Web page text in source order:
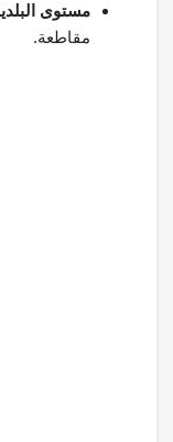
مستوى
مقاطعة.